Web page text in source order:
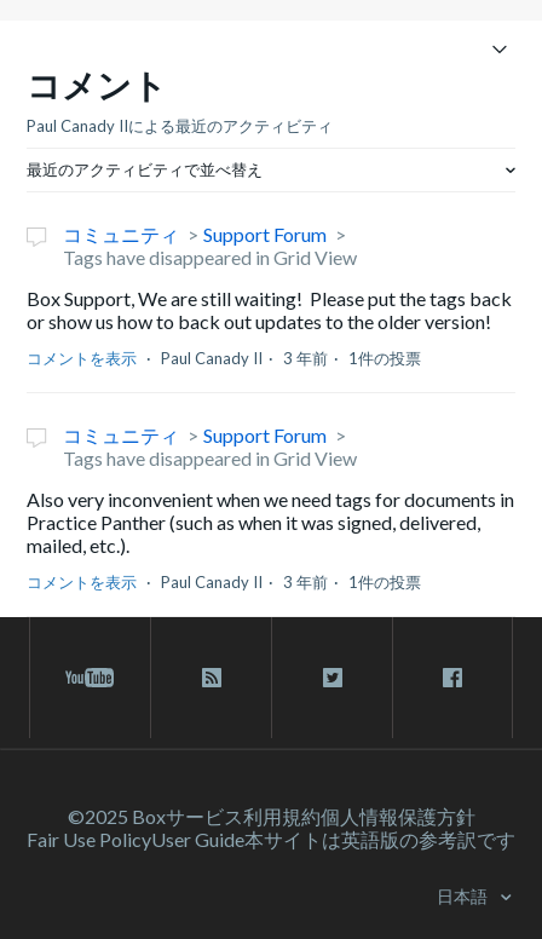
コメント
Paul Canady IIによる最近のアクティビティ
最近のアクティビティで並べ替え
コミュニティ
Support Forum
Tags have disappeared in Grid View
Box Support, We are still waiting! Please put the tags back
or show us how to back out updates to the older version!
コメントを表示 Paul Canady II 3 年前 1件の投票
コミュニティ
Support Forum
Tags have disappeared in Grid View
Also very inconvenient when we need tags for documents in
Practice Panther (such as when it was signed, delivered,
mailed, etc.).
コメントを表示 Paul Canady II 3 年前 1件の投票
©2025 Boxサービス利⽤規約個人情報保護方針
Fair Use PolicyUser Guide本サイトは英語版の参考訳です
日本語